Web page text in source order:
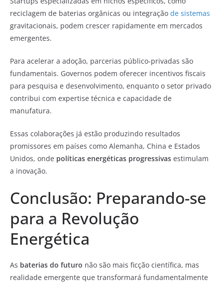
reciclagem de baterias orgânicas ou integração de sistemas
gravitacionais, podem crescer rapidamente em mercados
emergentes.
Para acelerar a adoção, parcerias público-privadas são
fundamentais. Governos podem oferecer incentivos fiscais
para pesquisa e desenvolvimento, enquanto o setor privado
contribui com expertise técnica e capacidade de
manufatura.
Essas colaborações já estão produzindo resultados
promissores em países como Alemanha, China e Estados
Unidos, onde políticas energéticas progressivas estimulam
a inovação.
Conclusão: Preparando-se
para a Revolução
Energética
As baterias do futuro não são mais ficção científica, mas
realidade emergente que transformará fundamentalmente